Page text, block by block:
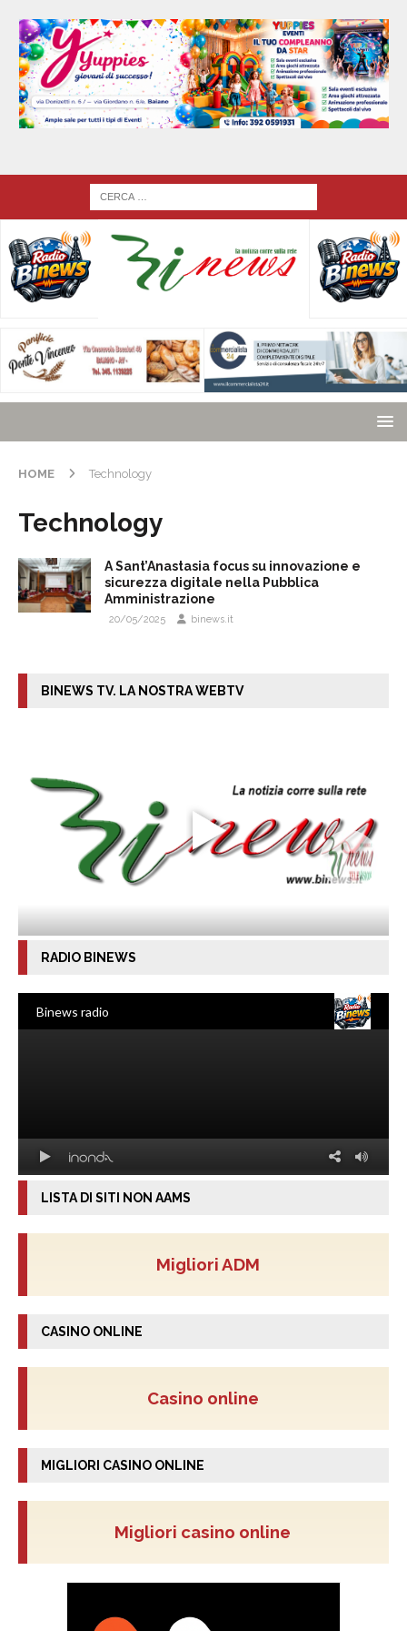
HOME Technology
Technology
A Sant’Anastasia focus su innovazione e
sicurezza digitale nella Pubblica
Amministrazione
20/05/2025 binews.it
BINEWS TV. LA NOSTRA WEBTV
RADIO BINEWS
LISTA DI SITI NON AAMS
Migliori ADM
CASINO ONLINE
Casino online
MIGLIORI CASINO ONLINE
Migliori casino online